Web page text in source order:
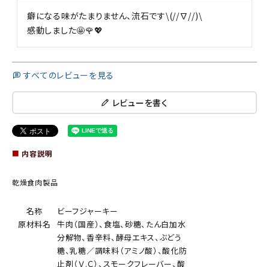
癖になる味がたまりません、流石です\(//∇//)\
感動しました🤩🌹💖
すべてのレビューを見る
レビューを書く
■ 内容説明
乾燥食肉製品
名称
ビーフジャーキー
原材料名
牛肉（国産）、食塩、砂糖、たん白加水
分解物、香辛料、酵母エキス、ぶどう
糖、乳糖／調味料（アミノ酸）、酸化防
止剤（Ｖ.Ｃ）、スモークフレーバー、酸